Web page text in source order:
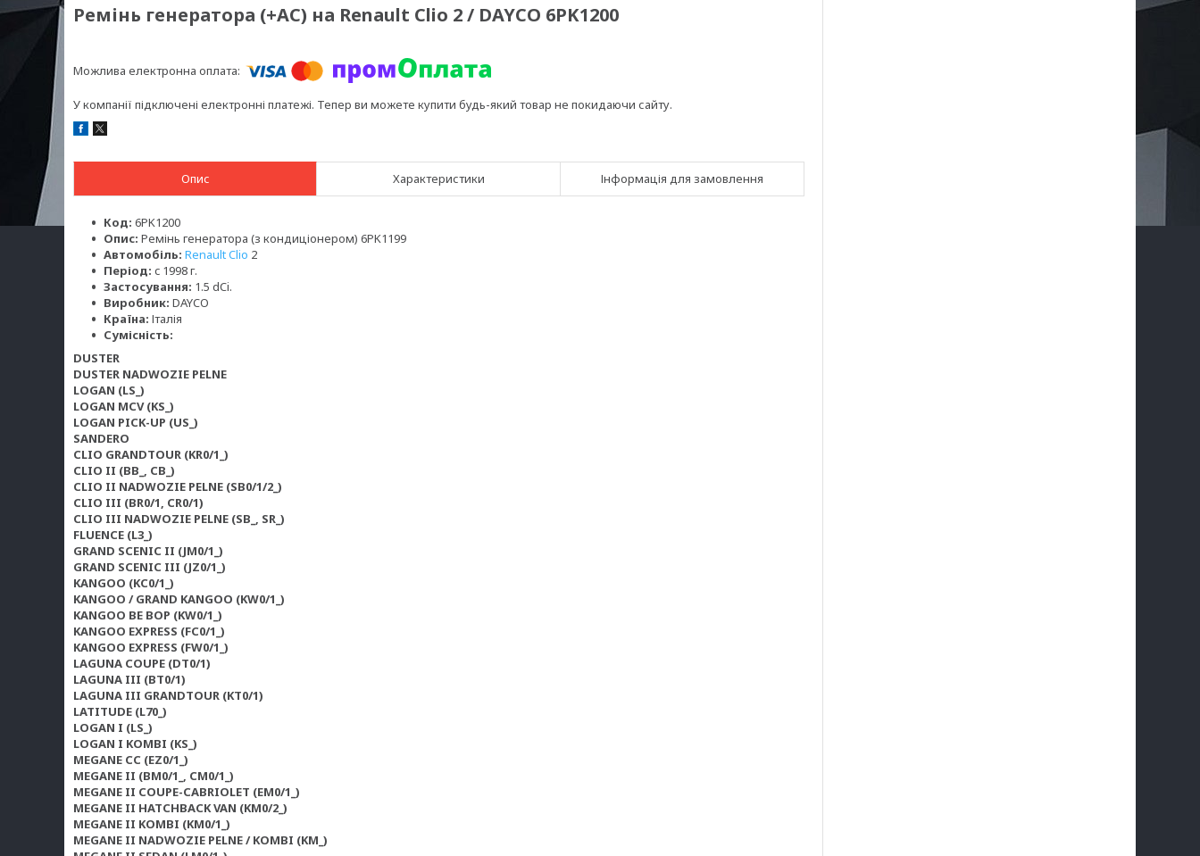
Ремінь генератора (+AC) на Renault Clio 2 / DAYCO 6PK1200
У компанії підключені електронні платежі. Тепер ви можете купити будь-який товар не покидаючи сайту.
Опис Характеристики Інформація для замовлення
Код: 6PK1200
Опис: Ремінь генератора (з кондиціонером) 6PK1199
Автомобіль: Renault Clio 2
Період: c 1998 г.
Застосування: 1.5 dCi.
Виробник: DAYCO
Країна: Італія
Сумісність:
DUSTER
DUSTER NADWOZIE PELNE
LOGAN (LS_)
LOGAN MCV (KS_)
LOGAN PICK-UP (US_)
SANDERO
CLIO GRANDTOUR (KR0/1_)
CLIO II (BB_, CB_)
CLIO II NADWOZIE PELNE (SB0/1/2_)
CLIO III (BR0/1, CR0/1)
CLIO III NADWOZIE PELNE (SB_, SR_)
FLUENCE (L3_)
GRAND SCENIC II (JM0/1_)
GRAND SCENIC III (JZ0/1_)
KANGOO (KC0/1_)
KANGOO / GRAND KANGOO (KW0/1_)
KANGOO BE BOP (KW0/1_)
KANGOO EXPRESS (FC0/1_)
KANGOO EXPRESS (FW0/1_)
LAGUNA COUPE (DT0/1)
LAGUNA III (BT0/1)
LAGUNA III GRANDTOUR (KT0/1)
LATITUDE (L70_)
LOGAN I (LS_)
LOGAN I KOMBI (KS_)
MEGANE CC (EZ0/1_)
MEGANE II (BM0/1_, CM0/1_)
MEGANE II COUPE-CABRIOLET (EM0/1_)
MEGANE II HATCHBACK VAN (KM0/2_)
MEGANE II KOMBI (KM0/1_)
MEGANE II NADWOZIE PELNE / KOMBI (KM_)